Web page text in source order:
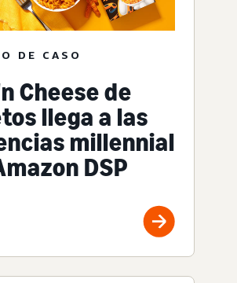
DE CASO
Cheese de
llega a las
millennial
DSP